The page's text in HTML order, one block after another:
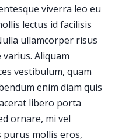
viverra leo eu
lectus id facilisis
ullamcorper risus
Aliquam
vestibulum, quam
enim diam quis
libero porta
ornare, mi vel
mollis eros,